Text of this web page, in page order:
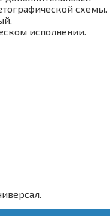
схемы.
исполнении.